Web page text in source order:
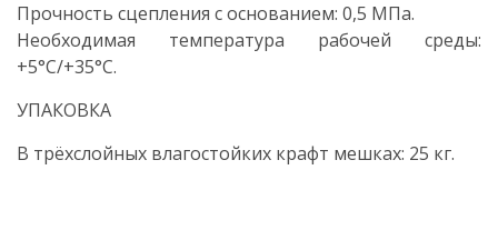
Прочность сцепления с основанием: 0,5 МПа.
Необходимая температура рабочей среды:
+5°С/+35°С.
УПАКОВКА
В трёхслойных влагостойких крафт мешках: 25 кг.